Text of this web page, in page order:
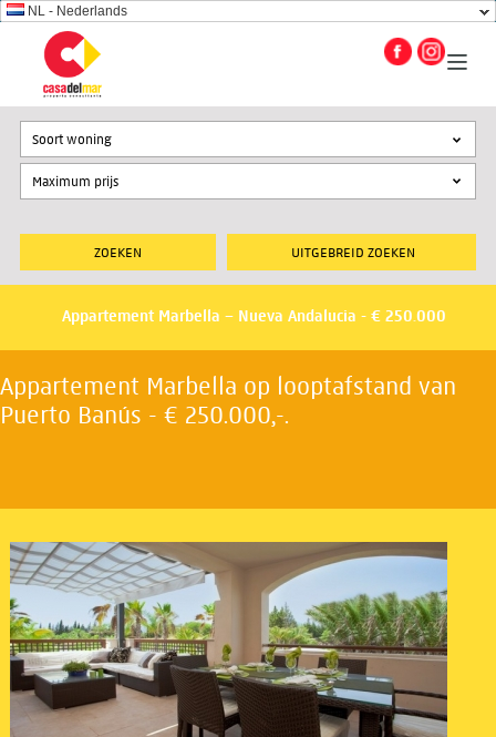
NL - Nederlands
UITGEBREID ZOEKEN
Soort woning
Appartement Marbella – Nueva Andalucia - € 250.000
Appartement Marbella op looptafstand van
Puerto Banús - € 250.000,-.